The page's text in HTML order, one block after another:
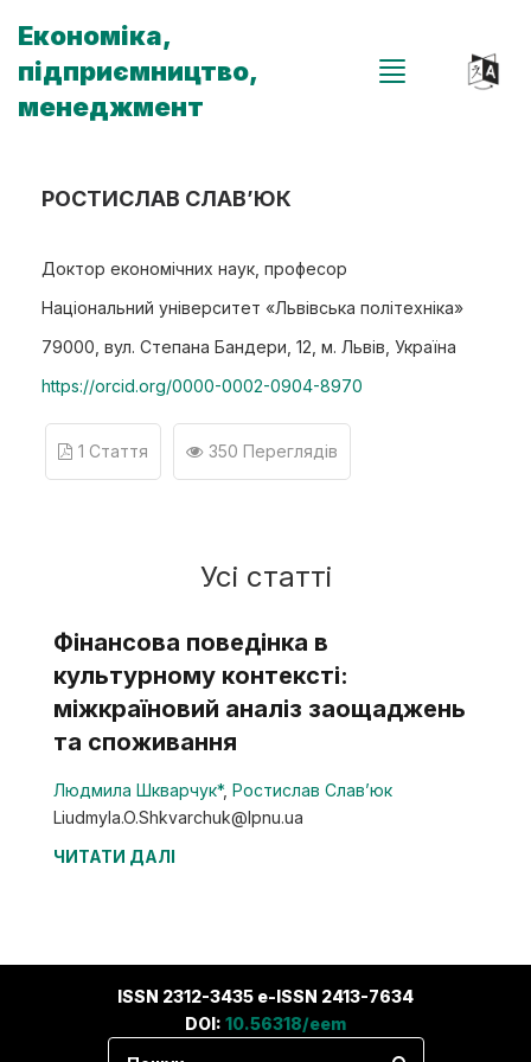
Економіка,
підприємництво,
менеджмент
РОСТИСЛАВ СЛАВ’ЮК
Доктор економічних наук, професор
Національний університет «Львівська політехніка»
79000, вул. Степана Бандери, 12, м. Львів, Україна
https://orcid.org/0000-0002-0904-8970
1 Стаття 350 Переглядів
Усі статті
Фінансова поведінка в
культурному контексті:
міжкраїновий аналіз заощаджень
та споживання
Людмила Шкварчук*, Ростислав Слав’юк
Liudmyla.O.Shkvarchuk@lpnu.ua
ЧИТАТИ ДАЛІ
ISSN 2312-3435 e-ISSN 2413-7634
DOI: 10.56318/eem